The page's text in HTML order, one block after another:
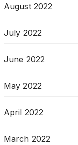
August 2022
July 2022
June 2022
May 2022
April 2022
March 2022